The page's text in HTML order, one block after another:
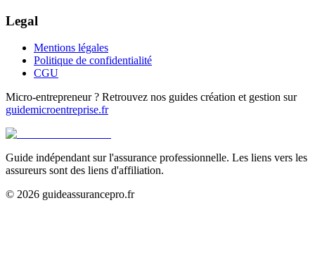
Legal
Mentions légales
Politique de confidentialité
CGU
Micro-entrepreneur ? Retrouvez nos guides création et gestion sur
guidemicroentreprise.fr
Guide indépendant sur l'assurance professionnelle. Les liens vers les
assureurs sont des liens d'affiliation.
© 2026 guideassurancepro.fr